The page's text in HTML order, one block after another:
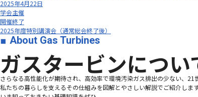
2025年4月22日
学会主催
開催終了
2025年度特別講演会（通常総会終了後）
About Gas Turbines
ガスタービンについ
さらなる高性能化が期待され、高効率で環境汚染ガス排出の少ない、21世
私たちの暮らしを支えるその仕組みを図解とやさしい解説でご紹介しま